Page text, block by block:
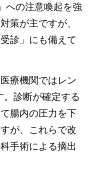
への注意喚起を強
策が主ですが、
診」にも備えて
療機関ではレン
。診断が確定する
腸内の圧力を下
が、これらで改
手術による摘出